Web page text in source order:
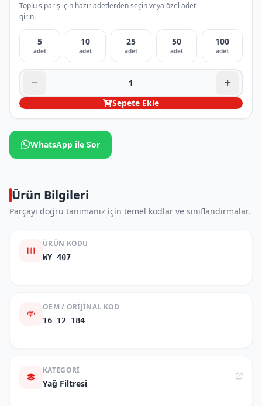
Toplu sipariş için hazır adetlerden seçin veya özel adet
girin.
5
adet
10
adet
25
adet
50
adet
100
adet
Sepete Ekle
WhatsApp ile Sor
Ürün Bilgileri
Parçayı doğru tanımanız için temel kodlar ve sınıflandırmalar.
ÜRÜN KODU
WY 407
OEM / ORIJINAL KOD
16 12 184
KATEGORI
Yağ Filtresi